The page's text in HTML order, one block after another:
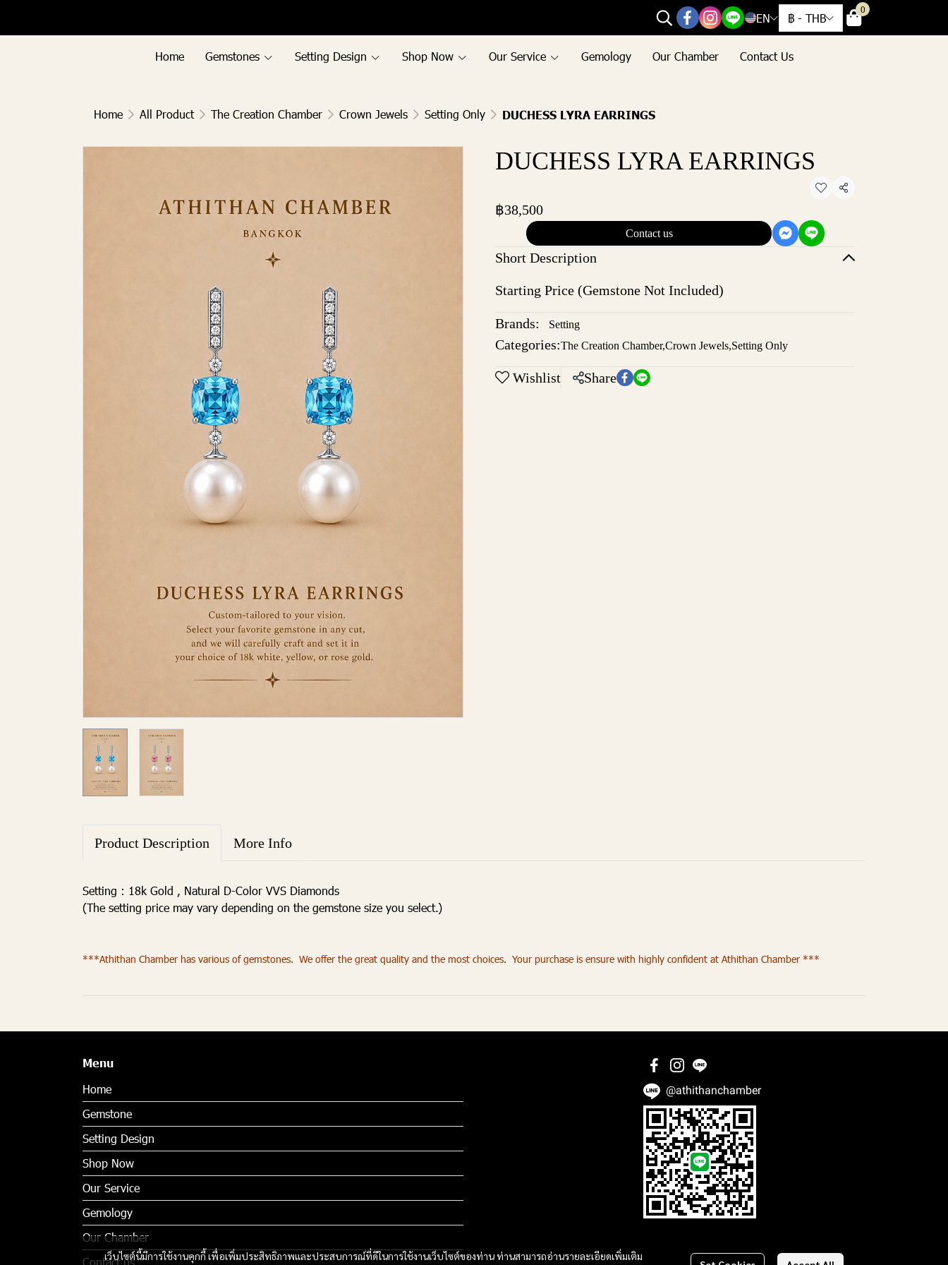
EN ฿ - THB
0
Home Gemstones Setting Design Shop Now Our Service Gemology Our Chamber Contact Us
Home All Product The Creation Chamber Crown Jewels Setting Only DUCHESS LYRA EARRINGS
DUCHESS LYRA EARRINGS
Share
฿38,500
Contact us
Short Description
Starting Price (Gemstone Not Included)
Brands: Setting
Categories:The Creation Chamber,Crown Jewels,Setting Only
Wishlist Share
Product Description More Info
Setting : 18k Gold , Natural D-Color VVS Diamonds
(The setting price may vary depending on the gemstone size you select.)
***Athithan Chamber has various of gemstones. We offer the great quality and the most choices. Your purchase is ensure with highly confident at Athithan Chamber ***
เว็บไซต์นี้มีการใช้งานคุกกี้ เพื่อเพิ่มประสิทธิภาพและประสบการณ์ที่ดีในการใช้งานเว็บไซต์ของท่าน ท่านสามารถอ่านรายละเอียดเพิ่มเติม
Menu
Home
Gemstone
Setting Design
Shop Now
Our Service
Gemology
Our Chamber
Contact us
@athithanchamber